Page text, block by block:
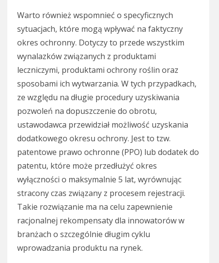
Warto również wspomnieć o specyficznych
sytuacjach, które mogą wpływać na faktyczny
okres ochronny. Dotyczy to przede wszystkim
wynalazków związanych z produktami
leczniczymi, produktami ochrony roślin oraz
sposobami ich wytwarzania. W tych przypadkach,
ze względu na długie procedury uzyskiwania
pozwoleń na dopuszczenie do obrotu,
ustawodawca przewidział możliwość uzyskania
dodatkowego okresu ochrony. Jest to tzw.
patentowe prawo ochronne (PPO) lub dodatek do
patentu, które może przedłużyć okres
wyłączności o maksymalnie 5 lat, wyrównując
stracony czas związany z procesem rejestracji.
Takie rozwiązanie ma na celu zapewnienie
racjonalnej rekompensaty dla innowatorów w
branżach o szczególnie długim cyklu
wprowadzania produktu na rynek.